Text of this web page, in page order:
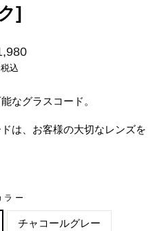
]
税込
なグラスコード。
は、お客様の大切なレンズを
ラー
チャコールグレー